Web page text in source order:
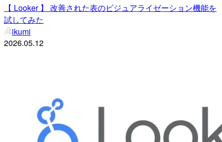
【 Looker 】 改善された表のビジュアライゼーション機能を
試してみた
ikumi
2026.05.12